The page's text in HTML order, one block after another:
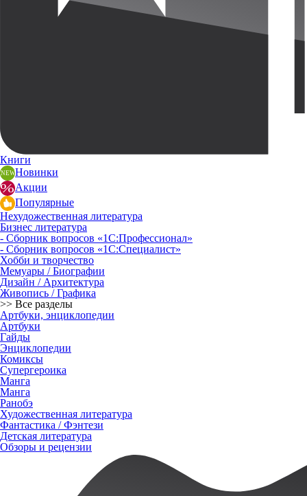
Книги
Новинки
Акции
Популярные
Нехудожественная литература
Бизнес литература
- Сборник вопросов «1С:Профессионал»
- Сборник вопросов «1С:Специалист»
Хобби и творчество
Мемуары / Биографии
Дизайн / Архитектура
Живопись / Графика
>> Все разделы
Артбуки, энциклопедии
Артбуки
Гайды
Энциклопедии
Комиксы
Супергероика
Манга
Манга
Ранобэ
Художественная литература
Фантастика / Фэнтези
Детская литература
Обзоры и рецензии